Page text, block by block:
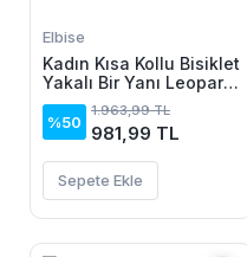
Elbise
Kadın Kısa Kollu Bisiklet
Yakalı Bir Yanı Leopar
Detaylı Uzun Viskon
Elbise
%50
1.963,99 TL
981,99 TL
Sepete Ekle